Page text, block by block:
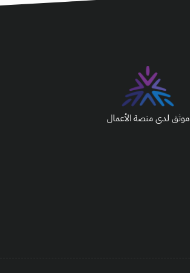
موثق لدى منصة الأعمال